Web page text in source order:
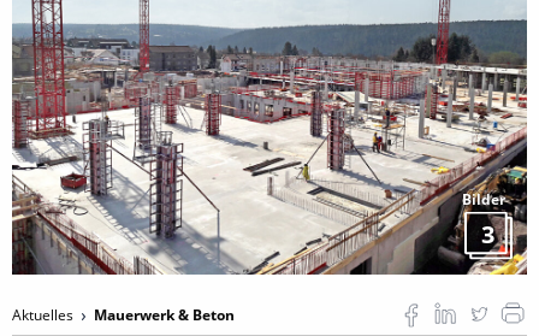
Bilder
3
Aktuelles Mauerwerk & Beton